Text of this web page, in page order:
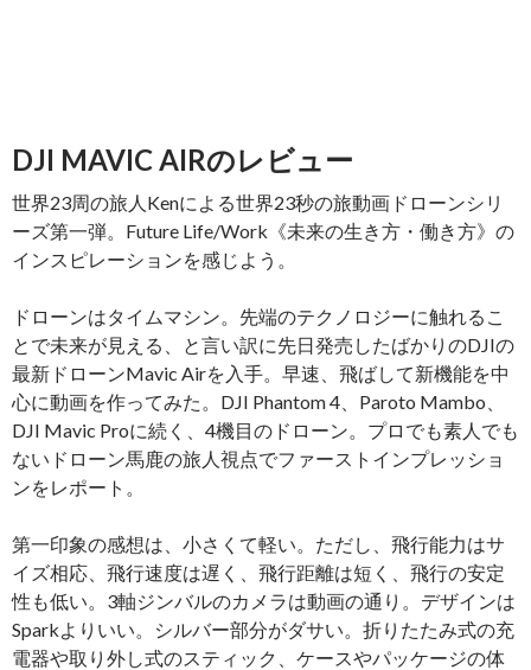
DJI MAVIC AIRのレビュー
世界23周の旅人Kenによる世界23秒の旅動画ドローンシリ
ーズ第一弾。Future Life/Work《未来の生き方・働き方》の
インスピレーションを感じよう。
ドローンはタイムマシン。先端のテクノロジーに触れるこ
とで未来が見える、と言い訳に先日発売したばかりのDJIの
最新ドローンMavic Airを入手。早速、飛ばして新機能を中
心に動画を作ってみた。DJI Phantom 4、Paroto Mambo、
DJI Mavic Proに続く、4機目のドローン。プロでも素人でも
ないドローン馬鹿の旅人視点でファーストインプレッショ
ンをレポート。
第一印象の感想は、小さくて軽い。ただし、飛行能力はサ
イズ相応、飛行速度は遅く、飛行距離は短く、飛行の安定
性も低い。3軸ジンバルのカメラは動画の通り。デザインは
Sparkよりいい。シルバー部分がダサい。折りたたみ式の充
電器や取り外し式のスティック、ケースやパッケージの体